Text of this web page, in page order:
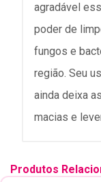
agradável
poder de
fungos e
região. Seu
ainda deixa
macias e
Produtos